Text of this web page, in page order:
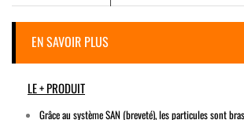
EN SAVOIR PLUS
LE + PRODUIT
Grâce au système SAN (breveté), les particules sont